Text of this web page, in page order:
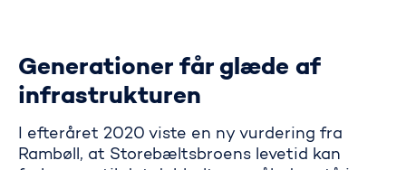
Generationer får glæde af
infrastrukturen
I efteråret 2020 viste en ny vurdering fra
Rambøll, at Storebæltsbroens levetid kan